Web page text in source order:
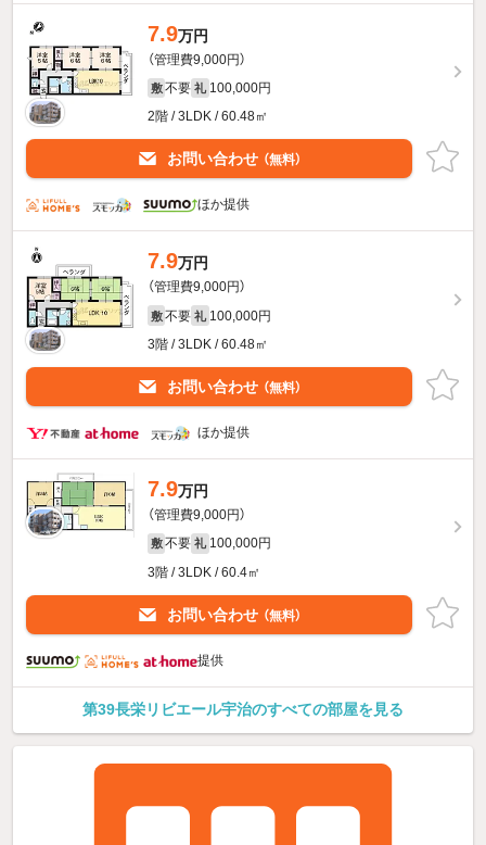
7.9万円
（管理費9,000円）
敷 不要 礼 100,000円
2階 / 3LDK / 60.48㎡
お問い合わせ （無料）
ほか提供
7.9万円
（管理費9,000円）
敷 不要 礼 100,000円
3階 / 3LDK / 60.48㎡
お問い合わせ （無料）
ほか提供
7.9万円
（管理費9,000円）
敷 不要 礼 100,000円
3階 / 3LDK / 60.4㎡
お問い合わせ （無料）
提供
第39長栄リビエール宇治のすべての部屋を見る